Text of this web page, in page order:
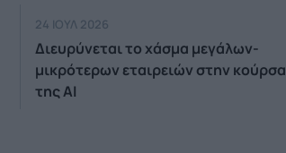
24 ΙΟΥΛ 2026
Διευρύνεται το χάσμα μεγάλων-
μικρότερων εταιρειών στην κούρσα
της AI